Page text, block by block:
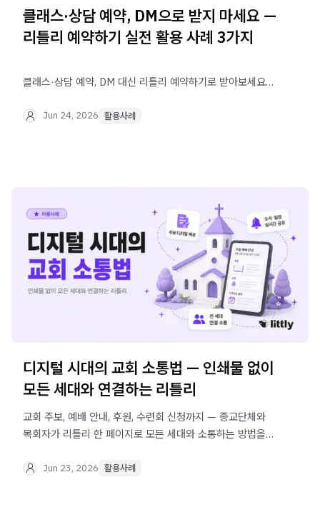
클래스·상담 예약, DM으로 받지 마세요 —
리틀리 예약하기 실전 활용 사례 3가지
클래스·상담 예약, DM 대신 리틀리 예약하기로 받아보세요.
관리까지 실제 활용 사례 3가지로 확인할 수 있어요.
Jun 24, 2026 활용사례
디지털 시대의 교회 소통법 — 인쇄물 없이
모든 세대와 연결하는 리틀리
교회 주보, 예배 안내, 후원, 수련회 신청까지 — 종교단체와
목회자가 리틀리 한 페이지로 모든 세대와 소통하는 방법을
Jun 23, 2026 활용사례